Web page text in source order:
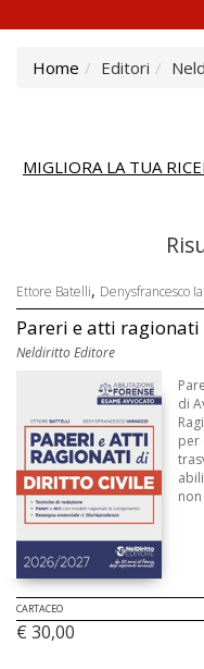
Home Editori
MIGLIORA LA TUA
Ettore Batelli, Denysfrancesco
Pareri e atti
Neldiritto Editore
di
per
CARTACEO
€ 30,00